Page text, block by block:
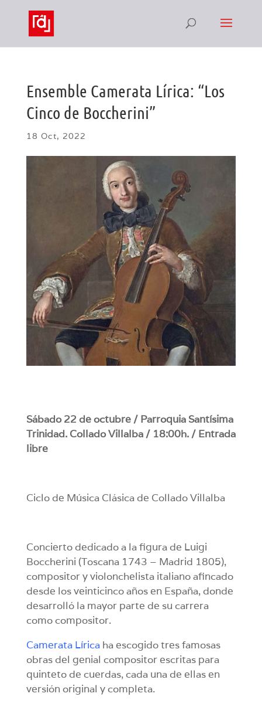
Ensemble Camerata Lírica: “Los
Cinco de Boccherini”
18 Oct, 2022
Sábado 22 de octubre / Parroquia Santísima
Trinidad. Collado Villalba / 18:00h. / Entrada
libre
Ciclo de Música Clásica de Collado Villalba
Concierto dedicado a la figura de Luigi
Boccherini (Toscana 1743 – Madrid 1805),
compositor y violonchelista italiano afincado
desde los veinticinco años en España, donde
desarrolló la mayor parte de su carrera
como compositor.
Camerata Líricaha escogido tres famosas
obras del genial compositor escritas para
quinteto de cuerdas, cada una de ellas en
versión original y completa.